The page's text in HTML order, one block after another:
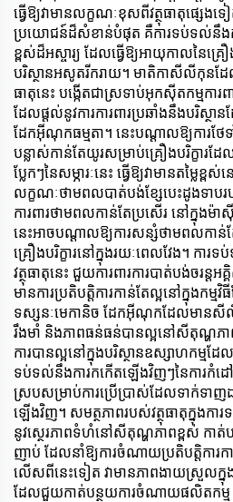
ធ្វើឱ្យវាមានលក្ខណៈខុសពីវត្ថុធាតុផ្សេងទ
ប្រយោជន៍ដ៏សំខាន់បំផុត គឺការទប់ទល់នឹង
ខ្ពស់ដ៏អស្ចារ្យ ដែលធ្វើឱ្យអាយុកាលនៃគ្រ
បរិស្ថានអសូតរីករាយ។ មាតិកាសីលីកុនដែល
ធាតុនេះ បង្កើតជាស្រទាប់អុកស៊ីតកម្មការព
ដែលផ្តល់នូវការការពារប្រឆាំងនឹងបរិស្ថា
ដែកអ៊ីណុកធម្មតា។ នេះបណ្តាលឱ្យការថ
បន្លាស់កាន់តែយូរសម្រាប់គ្រឿងបរិក្ខារដ
ប្លែកៗនៃសម្ភារៈនេះ ធ្វើឱ្យវាមានតម្លៃខ្
លក្ខណៈថាមពលបាត់បង់ខ្សែបេះដូងទាប
ការពារថាមពលកាន់តែប្រសើរ នៅក្នុង
នេះអាចបណ្តាលឱ្យការសន្សំថាមពលកាន់
គ្រឿងបរិក្ខារនៅក្នុងរយៈពេលវែង។ ការ
វត្ថុធាតុនេះ ជួយការពារការបាត់បង់ចរន្ត
មានការប្រតិបត្តិការកាន់តែល្អនៅក្នុងកម្
ទស្សនៈមេកានិច ដែកអ៊ីណុកដែលមានសីលី
រឹងមាំ និងភាពធន់ធន់បានល្អនៅសីតុណ្ហភាព
ការបានល្អនៅក្នុងបរិស្ថានឧស្សាហកម្មដ
ទប់ទល់នឹងការកកើតឡើងវិញៗនៃការកំដៅ
ស្របសម្រាប់ការប្រើប្រាស់ដែលទាក់ទាញ
ឡើងវិញ។ សមត្ថភាពរបស់វត្ថុធាតុក្នុងកា
នូវស្ថេរភាពទំហំនៅសីតុណ្ហភាពខ្ពស់ កាត់
ញាប់ ដែលនាំឱ្យការចំណាយប្រតិបត្តិការក
លើសពីនេះទៀត វាមានភាពងាយស្រួលក្នុ
ដែលជួយកាត់បន្ថយការចំណាយផលិតកម្ម